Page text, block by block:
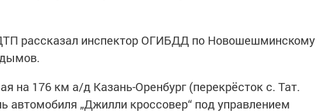
рассказал инспектор ОГИБДД по Новошешминскому
на 176 км а/д Казань-Оренбург (перекрёсток с. Тат.
автомобиля „Джилли кроссовер“ под управлением